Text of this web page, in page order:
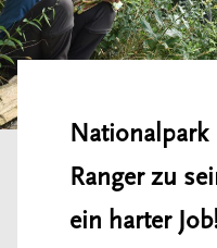
Nationalpark
Ranger zu
ein harter